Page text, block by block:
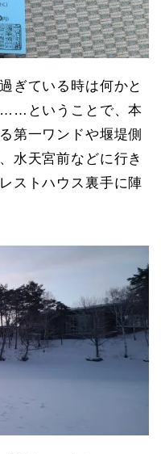
ぎている時は何かと
……ということで、本
第一ワンドや堰堤側
水天宮前などに行き
ストハウス裏手に陣